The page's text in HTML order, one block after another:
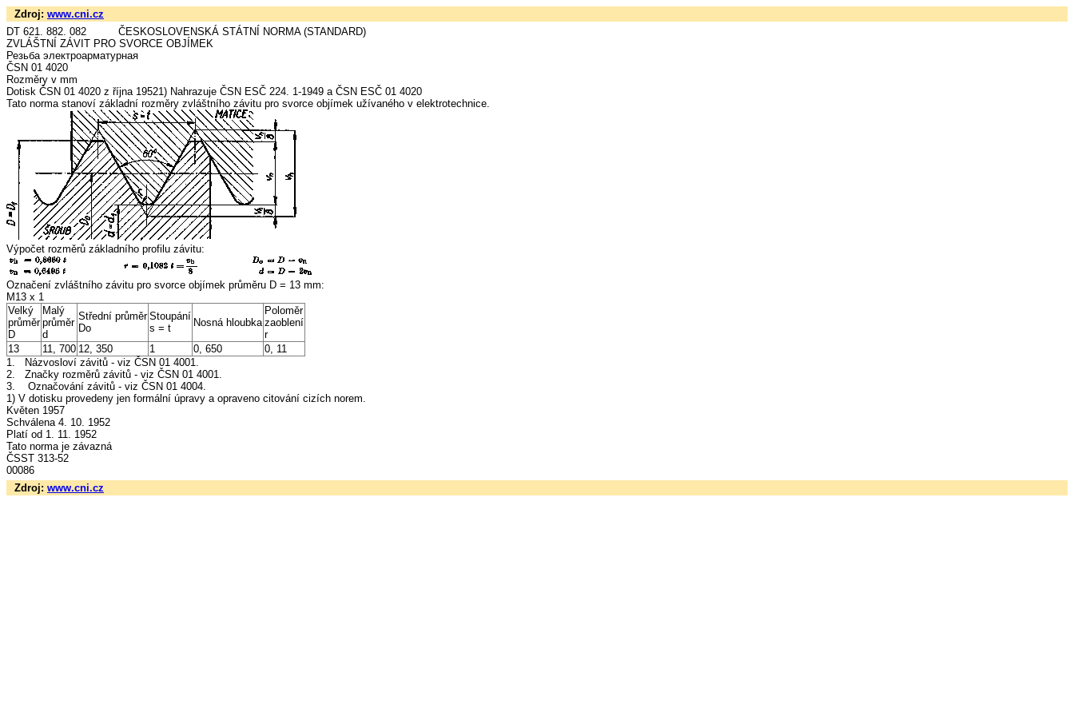
Zdroj: www.cni.cz
DT 621. 882. 082 ČESKOSLOVENSKÁ STÁTNÍ NORMA (STANDARD)
ZVLÁŠTNÍ ZÁVIT PRO SVORCE OBJÍMEK
Резьба электроарматурная
ČSN 01 4020
Rozměry v mm
Dotisk ČSN 01 4020 z října 19521) Nahrazuje ČSN ESČ 224. 1-1949 a ČSN ESČ 01 4020
Tato norma stanoví základní rozměry zvláštního závitu pro svorce objímek užívaného v elektrotechnice.
Výpočet rozměrů základního profilu závitu:
Označení zvláštního závitu pro svorce objímek průměru D = 13 mm:
M13 x 1
Velký
průměr
D
Malý
průměr
d
Střední průměr
Do
Stoupání
s = t
Nosná hloubka
Poloměr
zaoblení
r
13
11, 700 12, 350 1 0, 650
0, 11
1. Názvosloví závitů - viz ČSN 01 4001.
2. Značky rozměrů závitů - viz ČSN 01 4001.
3. Označování závitů - viz ČSN 01 4004.
1) V dotisku provedeny jen formální úpravy a opraveno citování cizích norem.
Květen 1957
Schválena 4. 10. 1952
Platí od 1. 11. 1952
Tato norma je závazná
ČSST 313-52
00086
Zdroj: www.cni.cz